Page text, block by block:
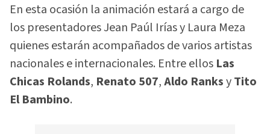
En esta ocasión la animación estará a cargo de
los presentadores Jean Paúl Irías y Laura Meza
quienes estarán acompañados de varios artistas
nacionales e internacionales. Entre ellos Las
Chicas Rolands, Renato 507,Aldo RanksyTito
El Bambino.